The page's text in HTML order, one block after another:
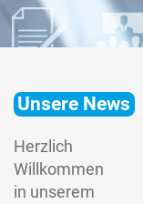
Unsere News
Herzlich
Willkommen
in unserem